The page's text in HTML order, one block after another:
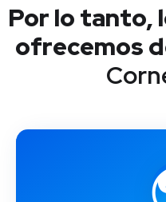
Por lo tanto,
ofrecemos